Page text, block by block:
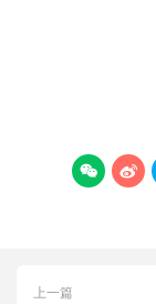
 
上一篇